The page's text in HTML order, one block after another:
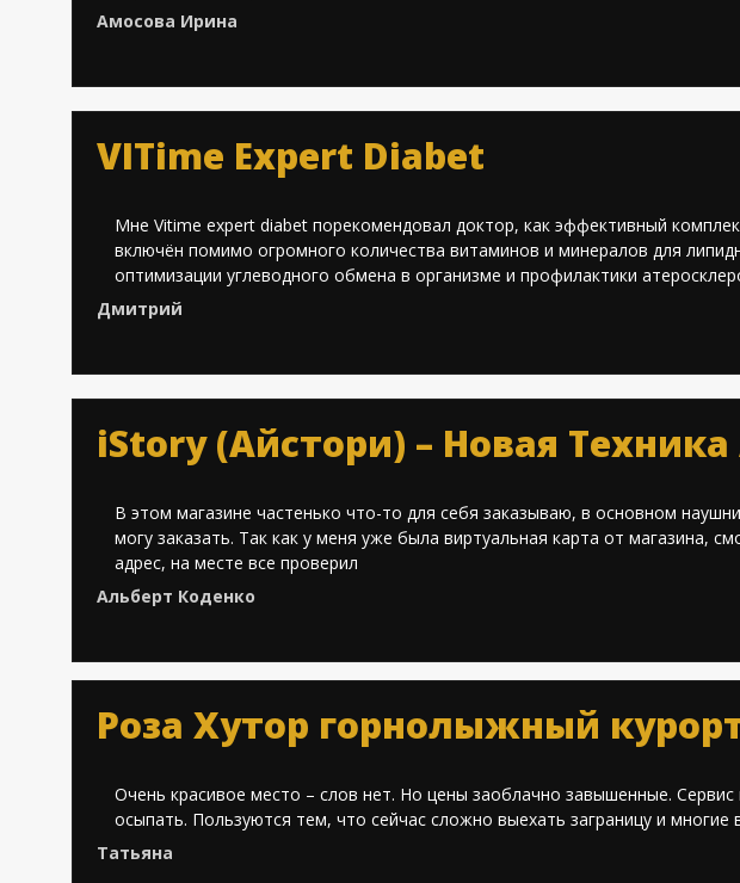
Амосова Ирина
VITime Expert Diabet
Мне Vitime expert diabet порекомендовал доктор, как эффективный
включён помимо огромного количества витаминов и минералов для
оптимизации углеводного обмена в организме и профилактики
Дмитрий
iStory (Айстори) – Новая
В этом магазине частенько что-то для себя заказываю, в основном
могу заказать. Так как у меня уже была виртуальная карта от магазина,
адрес, на месте все проверил
Альберт Коденко
Роза Хутор горнолыжный
Очень красивое место – слов нет. Но цены заоблачно завышенные.
осыпать. Пользуются тем, что сейчас сложно выехать заграницу и многие
Татьяна